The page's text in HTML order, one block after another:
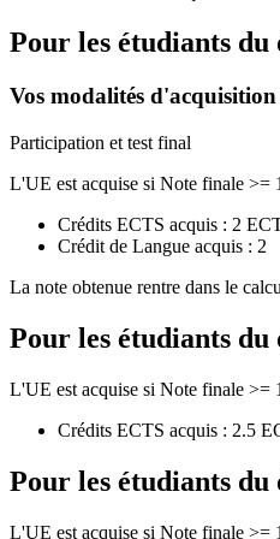
Pour les étudiants du
Vos modalités
Participation et test final
L'UE est acquise si Note finale >=
Crédits ECTS acquis : 2
Crédit de Langue acquis : 2
La note obtenue rentre dans le
Pour les étudiants du
L'UE est acquise si Note finale >=
Crédits ECTS acquis : 2.5
Pour les étudiants du
L'UE est acquise si Note finale >=